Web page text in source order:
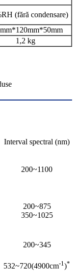
(fără condensare)
1,2 kg
Interval spectral (nm)
200~1100
200~875
350~1025
200~345
532~720(4900cm-1)*